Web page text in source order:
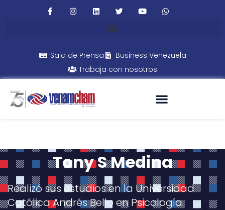
Sala de Prensa
Business Venezuela
Trabaja con nosotros
Tony S Medina
Realizó sus estudios en la Universidad
Católica Andrés Bello en Psicología.